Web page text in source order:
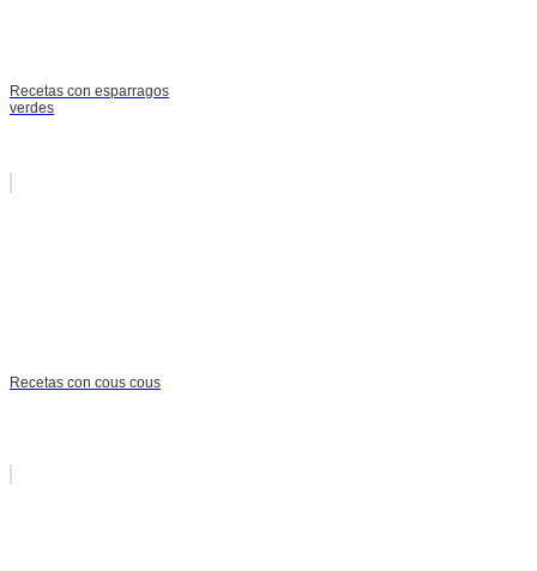
Recetas con esparragos
verdes
Recetas con cous cous